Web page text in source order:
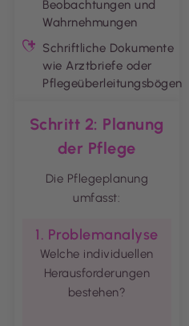
Beobachtungen und
Wahrnehmungen
Schriftliche Dokumente
wie Arztbriefe oder
Pflegeüberleitungsbögen
Schritt 2: Planung
der Pflege
Die Pflegeplanung
umfasst:
1. Problemanalyse
Welche individuellen
Herausforderungen
bestehen?